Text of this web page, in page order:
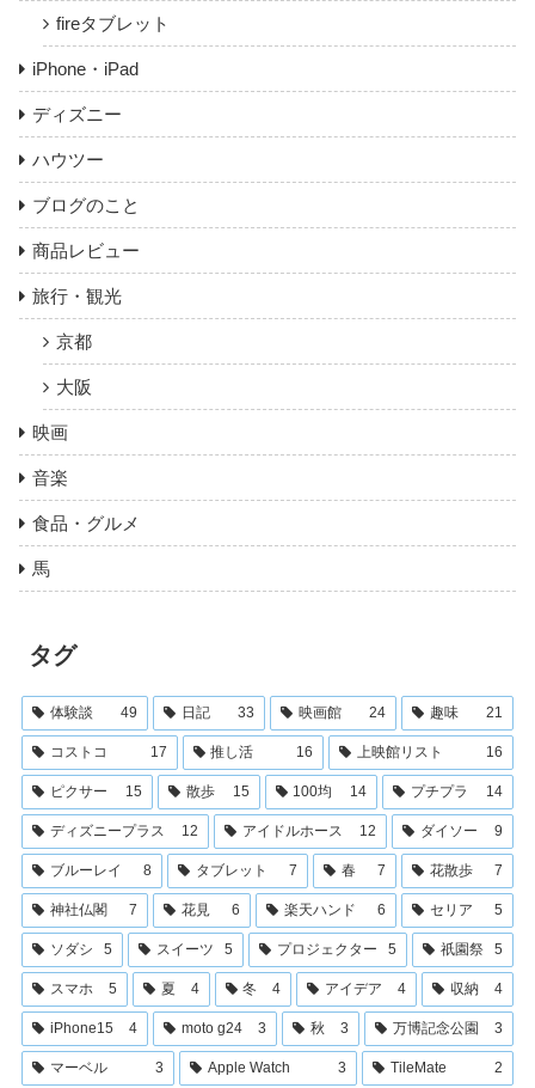
fireタブレット
iPhone・iPad
ディズニー
ハウツー
ブログのこと
商品レビュー
旅行・観光
京都
大阪
映画
音楽
食品・グルメ
馬
タグ
体験談 49 日記 33 映画館 24 趣味 21
コストコ 17 推し活 16 上映館リスト 16
ピクサー 15 散歩 15 100均 14 プチプラ 14
ディズニープラス 12 アイドルホース 12 ダイソー 9
ブルーレイ 8 タブレット 7 春 7 花散歩 7
神社仏閣 7 花見 6 楽天ハンド 6 セリア 5
ソダシ 5 スイーツ 5 プロジェクター 5 祇園祭 5
スマホ 5 夏 4 冬 4 アイデア 4 収納 4
iPhone15 4 moto g24 3 秋 3 万博記念公園 3
マーベル 3 Apple Watch 3 TileMate 2